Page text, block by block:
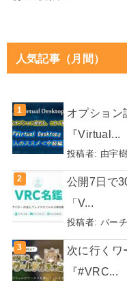
人気記事（月間）
オプション
『Virtual...
投稿者: 由宇
公開7日で
「V...
投稿者: バー
次に行くワ
『#VRC...